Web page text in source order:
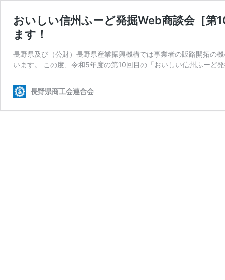
おいしい信州ふーど発掘Web商談会［第
ます！
長野県及び（公財）長野県産業振興機構では事業者の販路開拓の
います。 この度、令和5年度の第10回目の「おいしい信州ふーど
長野県商工会連合会